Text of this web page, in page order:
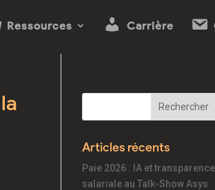
Ressources Carrière
Articles récents
Paie 2026 : IA et transparence
salariale au Talk-Show Asys